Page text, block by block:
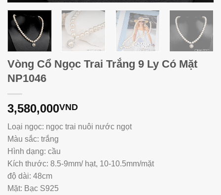
Vòng Cổ Ngọc Trai Trắng 9 Ly Có Mặt
NP1046
3,580,000VND
Loại ngọc: ngọc trai nuôi nước ngọt
Màu sắc: trắng
Hình dạng: cầu
Kích thước: 8.5-9mm/ hạt, 10-10.5mm/mặt
độ dài: 48cm
Mặt: Bạc S925